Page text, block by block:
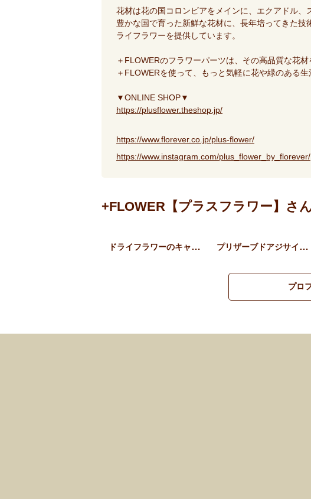
花材は花の国コロンビアをメインに、エクアドル
豊かな国で育った新鮮な花材に、長年培ってきた
ライフラワーを提供しています。
＋FLOWERのフラワーパーツは、その高品質な花
＋FLOWERを使って、もっと気軽に花や緑のある
▼ONLINE SHOP▼
https://plusflower.theshop.jp/
https://www.florever.co.jp/plus-flower/
https://www.instagram.com/plus_flower_by_florever/
+FLOWER【プラスフラワー】さ
ドライフラワーのキャンディ… プリザーブドアジサイの苔玉
プロ